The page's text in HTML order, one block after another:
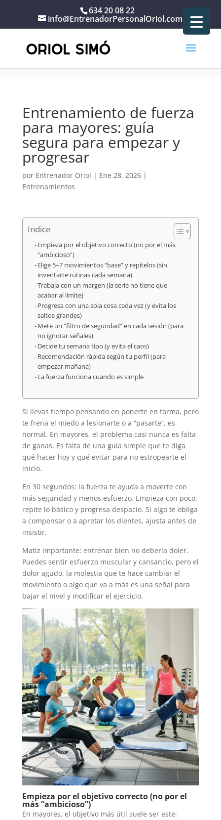
634 20 08 22
info@EntrenadorPersonalOriol.com
»Entrenamientos»Entrenamiento de fuerza para
Entrenamiento de fuerza
para mayores: guía
segura para empezar y
progresar
por Entrenador Oriol | Ene 28, 2026|
Entrenamientos
Indice
Empieza por el objetivo correcto (no por el más
“ambicioso”)
Elige 5–7 movimientos “base” y repítelos (sin
inventarte rutinas cada semana)
Trabaja con un margen (la serie no tiene que
acabar al límite)
Progresa con una sola cosa cada vez (y evita los
saltos grandes)
Mete un “filtro de seguridad” en cada sesión (para
no ignorar señales)
Decide tu semana tipo (y evita el caos)
Recomendación rápida según tu perfil (para
empezar mañana)
La fuerza funciona cuando es simple
Si llevas tiempo pensando en ponerte en forma, pero
te frena el miedo a lesionarte o a “pasarte”, es
normal. En mayores, el problema casi nunca es falta
de ganas. Es falta de una guía simple que te diga
qué hacer hoy y qué evitar para no estropearte el
inicio.
En 30 segundos: la fuerza te ayuda a moverte con
más seguridad y menos esfuerzo. Empieza con poco,
repite lo básico y progresa despacio. Si algo te obliga
a compensar o a apretar los dientes, ajusta antes de
insistir.
Matiz importante: entrenar bien no debería doler.
Puedes sentir esfuerzo muscular y cansancio, pero el
dolor agudo, la molestia que te hace cambiar el
movimiento o algo que va a más es una señal para
bajar el nivel y modificar el ejercicio.
Empieza por el objetivo correcto (no por el
más “ambicioso”)
En mayores, el objetivo más útil suele ser este: